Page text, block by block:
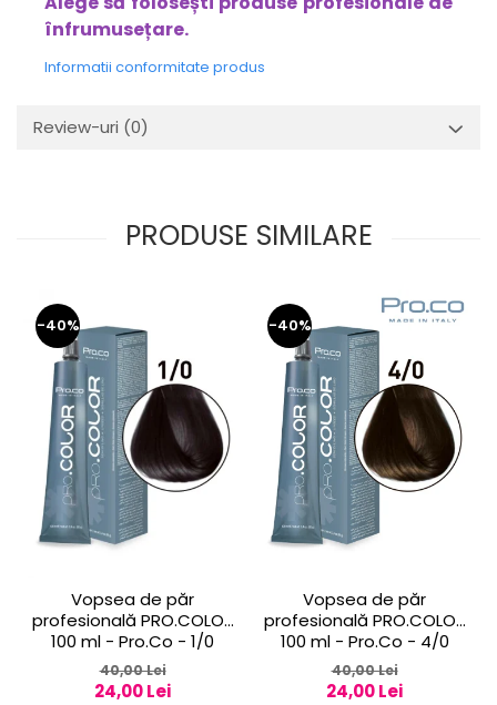
înfrumusețare.
Informatii conformitate produs
Review-uri (0)
PRODUSE SIMILARE
-40%
Vopsea de păr
profesională PRO.COLOR
100 ml - Pro.Co - 1/0
NEGRU
40,00 Lei
24,00 Lei
-40%
Vopsea de păr
profesională PRO.COLOR
100 ml - Pro.Co - 4/0
CASTANIU NATURAL
40,00 Lei
24,00 Lei